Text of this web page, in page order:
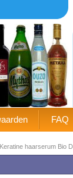
FAQ
Keratine haarserum Bio